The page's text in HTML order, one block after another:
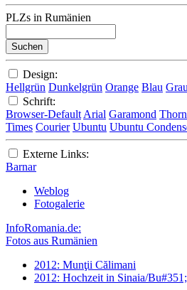
PLZs in Rumänien
Design:
Hellgrün Dunkelgrün Orange Blau Grau
Schrift:
Browser-Default Arial Garamond
Times Courier Ubuntu Ubuntu
Externe Links:
Barnar
Weblog
Fotogalerie
InfoRomania.de:
Fotos aus Rumänien
2012: Munţii Călimani
2012: Hochzeit in Sinaia/